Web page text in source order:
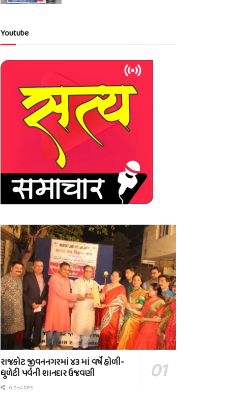
Youtube
રાજકોટ જીવનનગરમાં ૪૩ માં વર્ષે હોળી-
ધુળેટી પર્વની શાનદાર ઉજવણી
0 SHARES